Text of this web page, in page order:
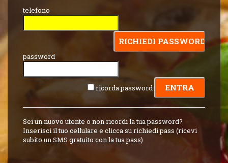
telefono
password
ricorda password
Sei un nuovo utente o non ricordi la tua password?
Inserisci il tuo cellulare e clicca su richiedi pass (ricevi
subito un SMS gratuito con la tua pass)